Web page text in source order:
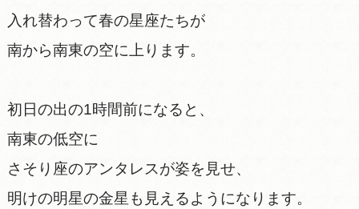
入れ替わって春の星座たちが
南から南東の空に上ります。
初日の出の1時間前になると、
南東の低空に
さそり座のアンタレスが姿を見せ、
明けの明星の金星も見えるようになります。